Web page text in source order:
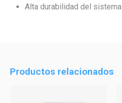
Alta durabilidad del sistema
Productos relacionados